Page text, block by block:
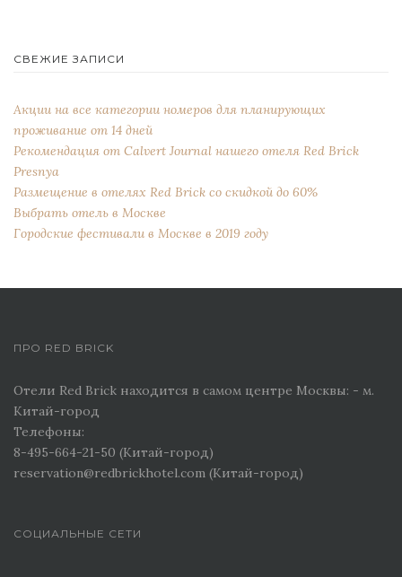
СВЕЖИЕ ЗАПИСИ
Акции на все категории номеров для планирующих
проживание от 14 дней
Рекомендация от Сalvert Journal нашего отеля Red Brick
Presnya
Размещение в отелях Red Brick со скидкой до 60%
Выбрать отель в Москве
Городские фестивали в Москве в 2019 году
ПРО RED BRICK
Отели Red Brick находится в самом центре Москвы: - м.
Китай-город
Телефоны:
8-495-664-21-50 (Китай-город)
reservation@redbrickhotel.com (Китай-город)
СОЦИАЛЬНЫЕ СЕТИ